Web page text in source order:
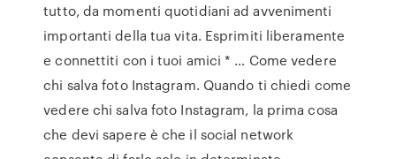
tutto, da momenti quotidiani ad avvenimenti
importanti della tua vita. Esprimiti liberamente
e connettiti con i tuoi amici * … Come vedere
chi salva foto Instagram. Quando ti chiedi come
vedere chi salva foto Instagram, la prima cosa
che devi sapere è che il social network